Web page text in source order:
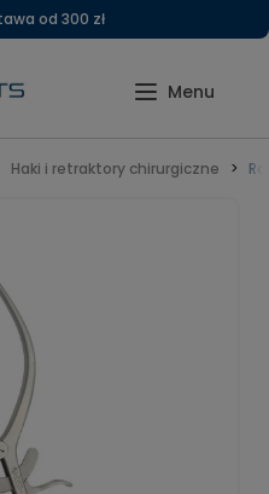
od 300 zł
Haki i retraktory chirurgiczne